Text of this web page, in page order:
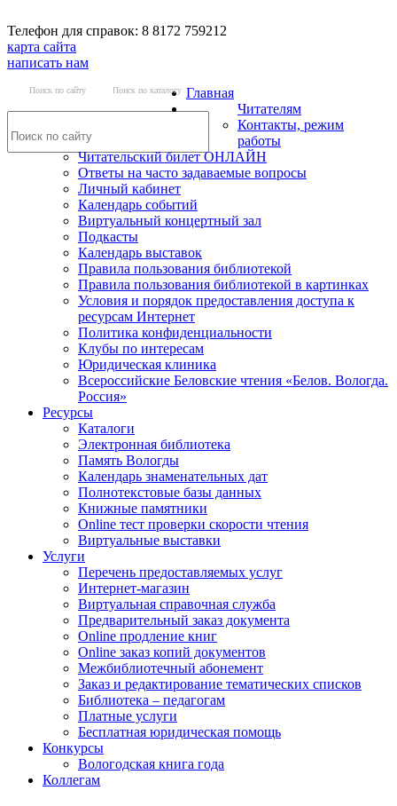
Телефон для справок: 8 8172 759212
карта сайта
написать нам
Поиск по сайту Поиск по каталогу Главная
Читателям
Контакты, режим
работы
Читательский билет ОНЛАЙН
Ответы на часто задаваемые вопросы
Личный кабинет
Календарь событий
Виртуальный концертный зал
Подкасты
Календарь выставок
Правила пользования библиотекой
Правила пользования библиотекой в картинках
Условия и порядок предоставления доступа к
ресурсам Интернет
Политика конфиденциальности
Клубы по интересам
Юридическая клиника
Всероссийские Беловские чтения «Белов. Вологда.
Россия»
Ресурсы
Каталоги
Электронная библиотека
Память Вологды
Календарь знаменательных дат
Полнотекстовые базы данных
Книжные памятники
Online тест проверки скорости чтения
Виртуальные выставки
Услуги
Перечень предоставляемых услуг
Интернет-магазин
Виртуальная справочная служба
Предварительный заказ документа
Online продление книг
Online заказ копий документов
Межбиблиотечный абонемент
Заказ и редактирование тематических списков
Библиотека – педагогам
Платные услуги
Бесплатная юридическая помощь
Конкурсы
Вологодская книга года
Коллегам